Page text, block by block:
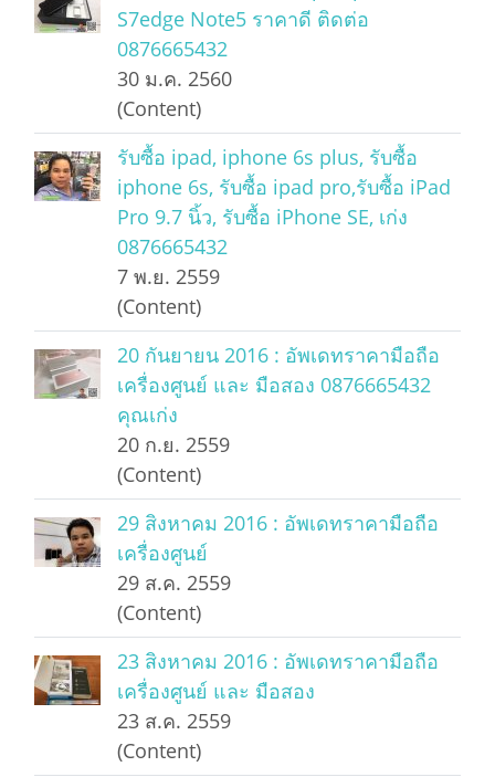
S7edge Note5 ราคาดี ติดต่อ
0876665432
30 ม.ค. 2560
(Content)
รับซื้อ ipad, iphone 6s plus, รับซื้อ
iphone 6s, รับซื้อ ipad pro,รับซื้อ iPad
Pro 9.7 นิ้ว, รับซื้อ iPhone SE, เก่ง
0876665432
7 พ.ย. 2559
(Content)
20 กันยายน 2016 : อัพเดทราคามือถือ
เครื่องศูนย์ และ มือสอง 0876665432
คุณเก่ง
20 ก.ย. 2559
(Content)
29 สิงหาคม 2016 : อัพเดทราคามือถือ
เครื่องศูนย์
29 ส.ค. 2559
(Content)
23 สิงหาคม 2016 : อัพเดทราคามือถือ
เครื่องศูนย์ และ มือสอง
23 ส.ค. 2559
(Content)